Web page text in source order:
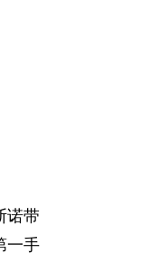
诺带
一手